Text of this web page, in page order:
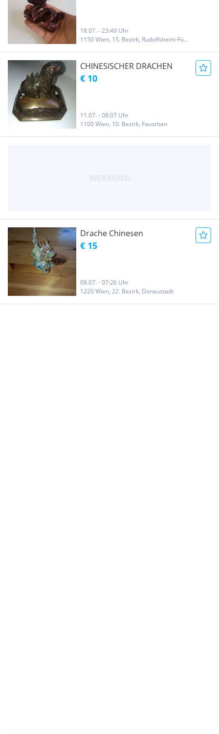
18.07. - 23:49 Uhr
1150 Wien, 15. Bezirk, Rudolfsheim-Fünfhaus
CHINESISCHER DRACHEN
€ 10
11.07. - 08:07 Uhr
1100 Wien, 10. Bezirk, Favoriten
Drache Chinesen
€ 15
08.07. - 07:26 Uhr
1220 Wien, 22. Bezirk, Donaustadt